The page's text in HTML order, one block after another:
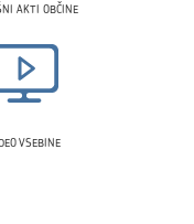
AKTI OBČINE
VSEBINE